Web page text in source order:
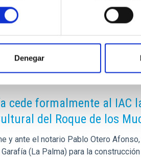
Denegar
cede formalmente al IAC
del Roque de los
y ante el notario Pablo Otero
(La Palma) para la